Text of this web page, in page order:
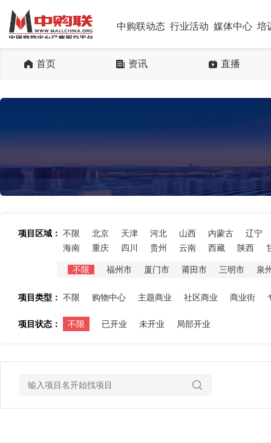
中购联动态 行业活动 媒体中心 培
首页 资讯 直播
项目区域： 不限 北京 天津 河北 山西 内蒙古
辽宁
海南
重庆 四川 贵州 云南 西藏 陕西
不限 福州市 厦门市 莆田市 三明市 泉
项目类型： 不限 购物中心 主题商业 社区商业 商业街
项目状态： 不限 已开业 未开业 局部开业